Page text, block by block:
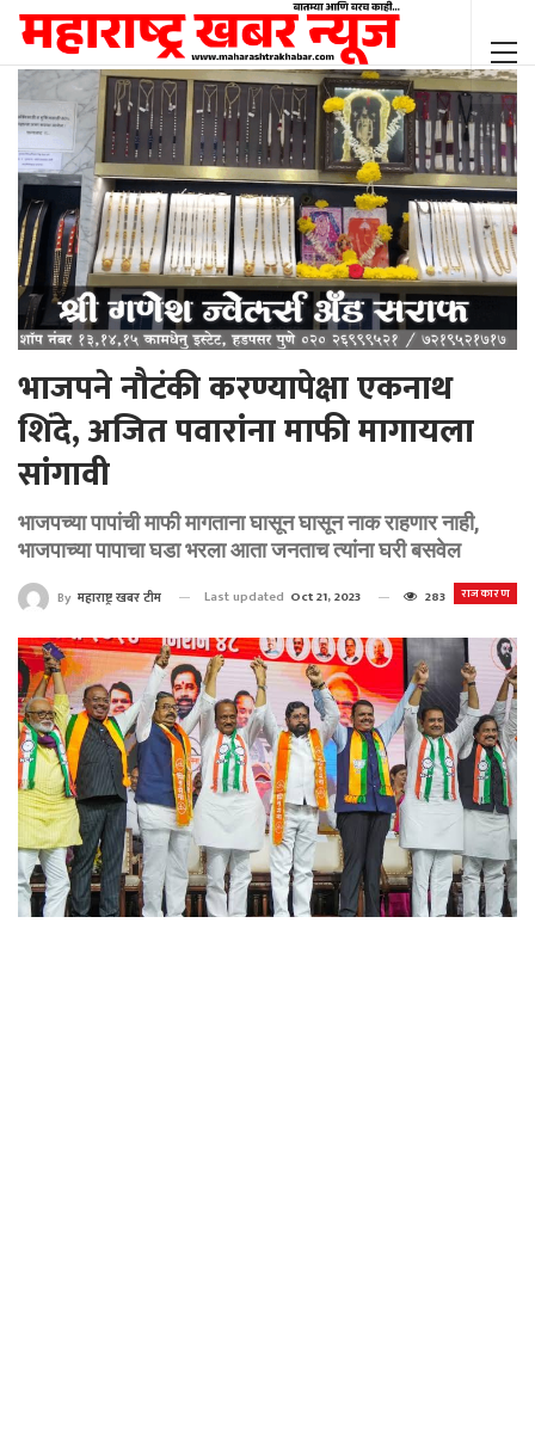
भाजपने नौटंकी करण्यापेक्षा एकनाथ
शिंदे, अजित पवारांना माफी मागायला
सांगावी
भाजपच्या पापांची माफी मागताना घासून घासून नाक राहणार नाही,
भाजपाच्या पापाचा घडा भरला आता जनताच त्यांना घरी बसवेल
राजकारण
By महाराष्ट्र खबर टीम Last updated Oct 21, 2023 283